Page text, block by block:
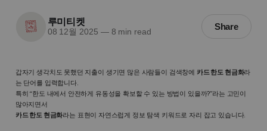
루미티켓
08 12월 2025 —8 min read
Share
갑자기 생각치도 못했던 지출이 생기면 많은 사람들이 검색창에 카드 한도 현금화라
는 단어를 입력합니다.
특히 “한도 내에서 안전하게 유동성을 확보할 수 있는 방법이 있을까?”라는 고민이
많아지면서
카드 한도 현금화라는 표현이 자연스럽게 정보 탐색 키워드로 자리 잡고 있습니다.